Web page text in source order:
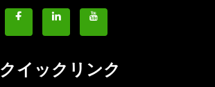
クイックリンク